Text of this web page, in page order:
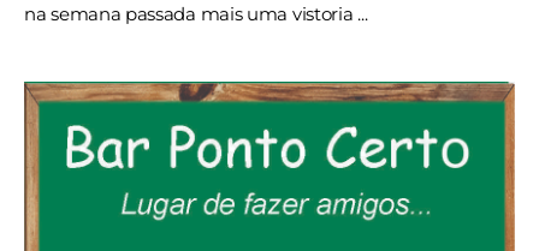
na semana passada mais uma vistoria ...